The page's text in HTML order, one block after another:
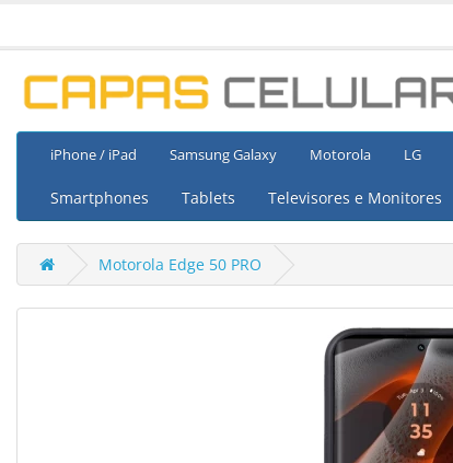
iPhone / iPad Samsung Galaxy Motorola LG
Smartphones Tablets Televisores e Monitores
Motorola Edge 50 PRO